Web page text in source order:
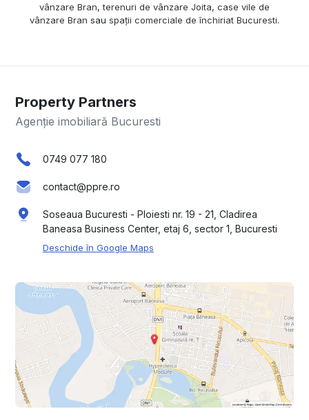
vânzare Bran,terenuri de vânzare Joita, case vile de
vânzare Bran sau spații comerciale de închiriat Bucuresti.
Property Partners
Agenție imobiliară Bucuresti
0749 077 180
contact@ppre.ro
Soseaua Bucuresti - Ploiesti nr. 19 - 21, Cladirea
Baneasa Business Center, etaj 6, sector 1, Bucuresti
Deschide în Google Maps